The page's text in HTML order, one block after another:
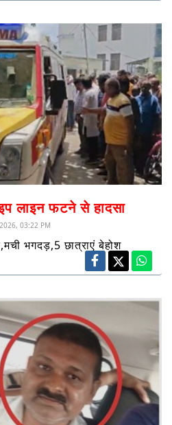
लाइन फटने से हादसा
03:22 PM
भगदड़,5 छात्राएं बेहोश